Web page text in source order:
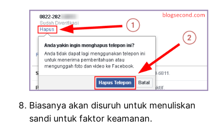
Biasanya akan disuruh untuk menuliskan
sandi untuk faktor keamanan.